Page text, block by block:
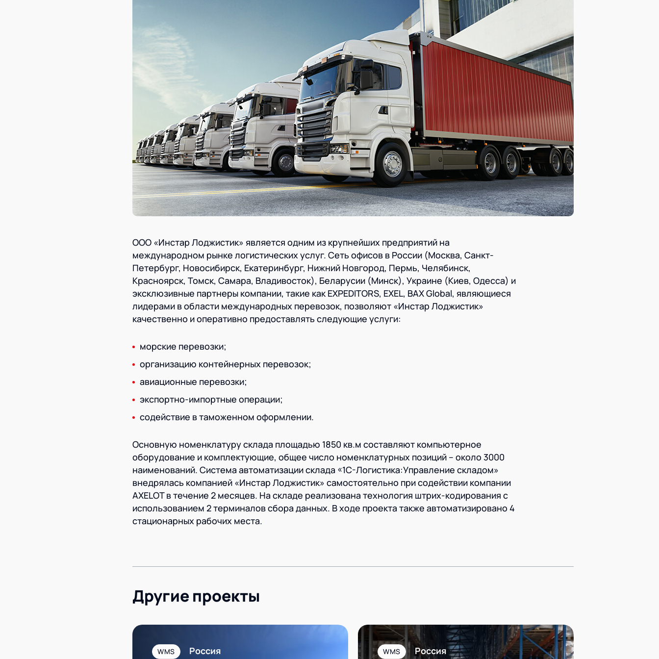
Контакты
Контакты
Предложение для учебных
заведений
База знаний
База знаний
ООО «Инстар Лоджистик» является одним из крупнейших предприятий на
международном рынке логистических услуг. Сеть офисов в России (Москва, Санкт-
Петербург, Новосибирск, Екатеринбург, Нижний Новгород, Пермь, Челябинск,
Красноярск, Томск, Самара, Владивосток), Беларусии (Минск), Украине (Киев, Одесса) и
эксклюзивные партнеры компании, такие как EXPEDITORS, EXEL, BAX Global, являющиеся
лидерами в области международных перевозок, позволяют «Инстар Лоджистик»
качественно и оперативно предоставлять следующие услуги:
морские перевозки;
организацию контейнерных перевозок;
авиационные перевозки;
экспортно-импортные операции;
содействие в таможенном оформлении.
Основную номенклатуру склада площадью 1850 кв.м составляют компьютерное
оборудование и комплектующие, общее число номенклатурных позиций – около 3000
наименований. Система автоматизации склада «1С-Логистика:Управление складом»
внедрялась компанией «Инстар Лоджистик» самостоятельно при содействии компании
AXELOT в течение 2 месяцев. На складе реализована технология штрих-кодирования с
использованием 2 терминалов сбора данных. В ходе проекта также автоматизировано 4
стационарных рабочих места.
Другие проекты
WMS Россия WMS Россия